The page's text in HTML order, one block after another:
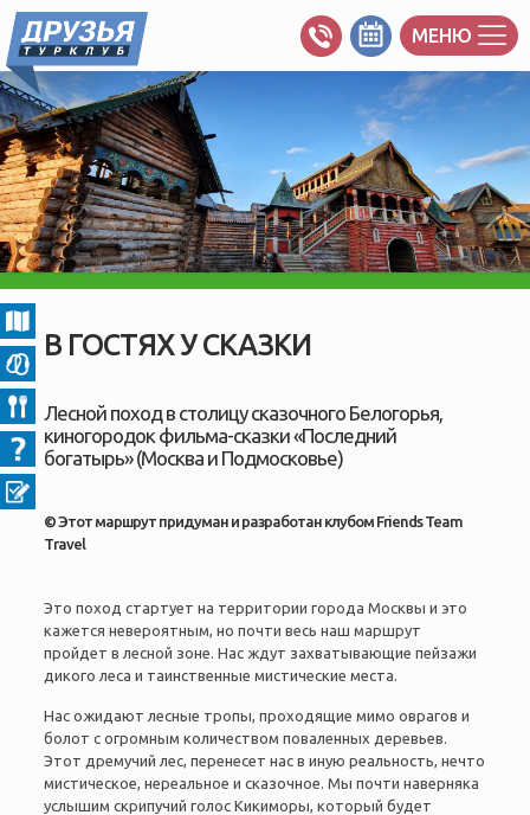
МЕНЮ
В ГОСТЯХ У СКАЗКИ
Лесной поход в столицу сказочного Белогорья,
киногородок фильма-сказки «Последний
богатырь» (Москва и Подмосковье)
© Этот маршрут придуман и разработан клубом Friends Team
Trаvel
Это поход стартует на территории города Москвы и это
кажется невероятным, но почти весь наш маршрут
пройдет в лесной зоне. Нас ждут захватывающие пейзажи
дикого леса и таинственные мистические места.
Нас ожидают лесные тропы, проходящие мимо оврагов и
болот с огромным количеством поваленных деревьев.
Этот дремучий лес, перенесет нас в иную реальность, нечто
мистическое, нереальное и сказочное. Мы почти наверняка
услышим скрипучий голос Кикиморы, который будет